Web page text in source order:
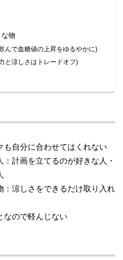
物
んで血糖値の上昇をゆるやかに)
と涼しさはトレードオフ)
も自分に合わせてはくれない
計画を立てるのが好きな人・
：涼しさをできるだけ取り入れ
なので軽んじない